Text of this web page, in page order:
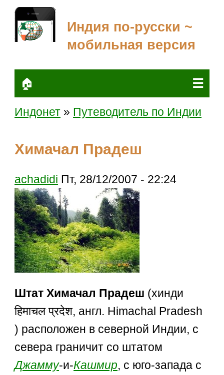
Индия по-русски ~
мобильная версия
🏠 ☰
Индонет » Путеводитель по Индии
Химачал Прадеш
achadidi Пт, 28/12/2007 - 22:24
Штат Химачал Прадеш (хинди
हिमाचल प्रदेश, англ. Himachal Pradesh
) расположен в северной Индии, с
севера граничит со штатом
Джамму-и-Кашмир, с юго-запада с